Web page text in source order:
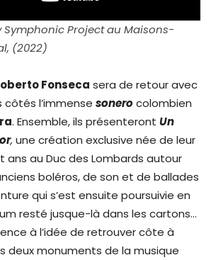
Symphonic Project au Maisons-
(2022)
Fonseca sera de retour avec
l’immense sonerocolombien
. Ensemble, ils présenteront Un
, une création exclusive née de leur
ans au Duc des Lombards autour
boléros, de son et de ballades
qui s’est ensuite poursuivie en
resté jusque-là dans les cartons…
à l’idée de retrouver côte à
deux monuments de la musique